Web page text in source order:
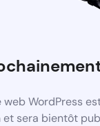
web WordPress
sera bientôt